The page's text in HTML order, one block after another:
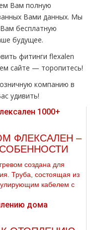
Вам полную
Вами данных. Мы
бесплатную
будущее.
фитинги flехalеn
сайте — торопитесь!
компанию в
удивить!
ФЛЕКСАЛЕН –
создана для
Труба, состоящая из
кабелем с